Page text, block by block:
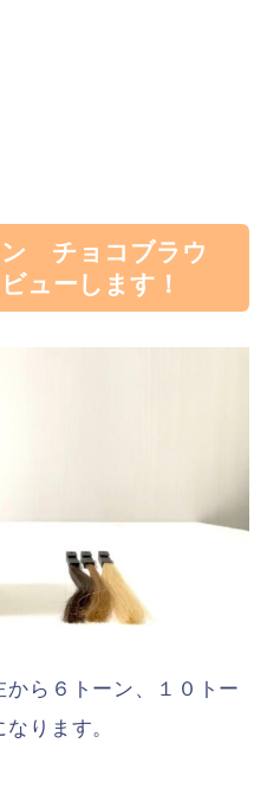
ン チョコブラウ
ューします！
ら６トーン、１０トー
ります。